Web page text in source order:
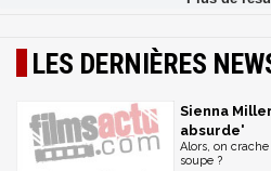
LES DERNIÈRES
Sienna
absurde'
Alors, on
soupe ?